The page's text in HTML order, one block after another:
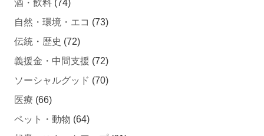
自然・環境・エコ
伝統・歴史 (72)
義援金・中間支援
ソーシャルグッド (70)
医療 (66)
ペット・動物
起業・スタートアップ